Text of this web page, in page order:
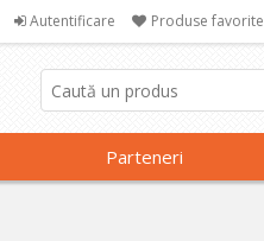
Autentificare Produse favorite
Parteneri